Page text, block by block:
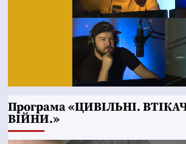
Програма «ЦИВІЛЬНІ.
ВІЙНИ.»